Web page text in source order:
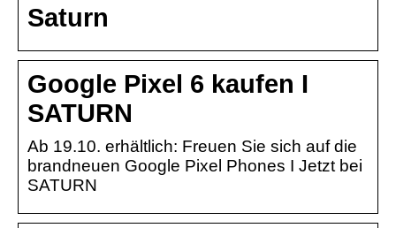
Saturn
Google Pixel 6 kaufen I
SATURN
Ab 19.10. erhältlich: Freuen Sie sich auf die
brandneuen Google Pixel Phones I Jetzt bei
SATURN